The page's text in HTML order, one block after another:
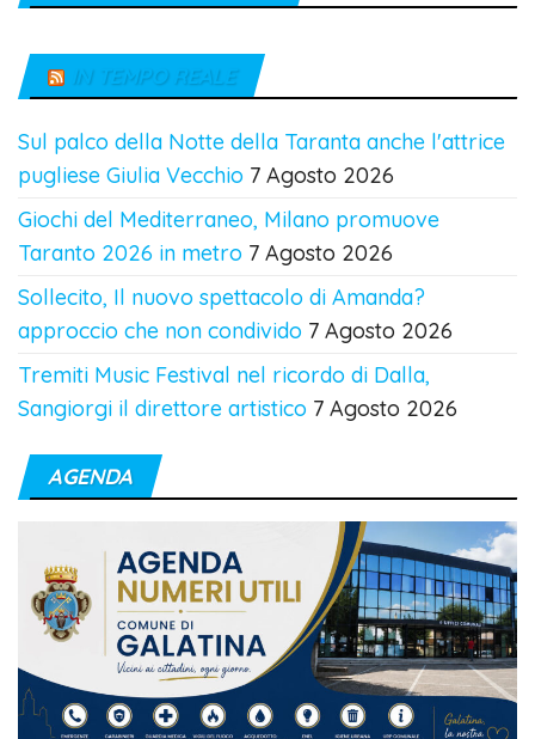
IN TEMPO REALE
Sul palco della Notte della Taranta anche l'attrice
pugliese Giulia Vecchio 7 Agosto 2026
Giochi del Mediterraneo, Milano promuove
Taranto 2026 in metro 7 Agosto 2026
Sollecito, Il nuovo spettacolo di Amanda?
approccio che non condivido 7 Agosto 2026
Tremiti Music Festival nel ricordo di Dalla,
Sangiorgi il direttore artistico 7 Agosto 2026
AGENDA